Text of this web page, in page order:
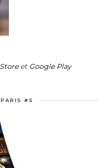
et Google Play
#5